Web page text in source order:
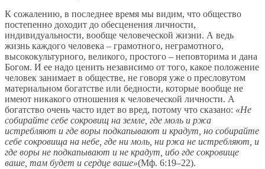
К сожалению, в последнее время мы видим, что общество
постепенно доходит до обесценения личности,
индивидуальности, вообще человеческой жизни. А ведь
жизнь каждого человека – грамотного, неграмотного,
высококультурного, великого, простого – неповторима и дана
Богом. И ее надо ценить независимо от того, какое положение
человек занимает в обществе, не говоря уже о пресловутом
материальном богатстве или бедности, которые вообще не
имеют никакого отношения к человеческой личности. А
богатство очень часто идет во вред, потому что сказано: «Не
собирайте себе сокровищ на земле, где моль и ржа
истребляют и где воры подкапывают и крадут, но собирайте
себе сокровища на небе, где ни моль, ни ржа не истребляют, и
где воры не подкапывают и не крадут, ибо где сокровище
ваше, там будет и сердце ваше»(Мф. 6:19–22).